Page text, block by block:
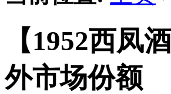
【1952西凤
外市场份额